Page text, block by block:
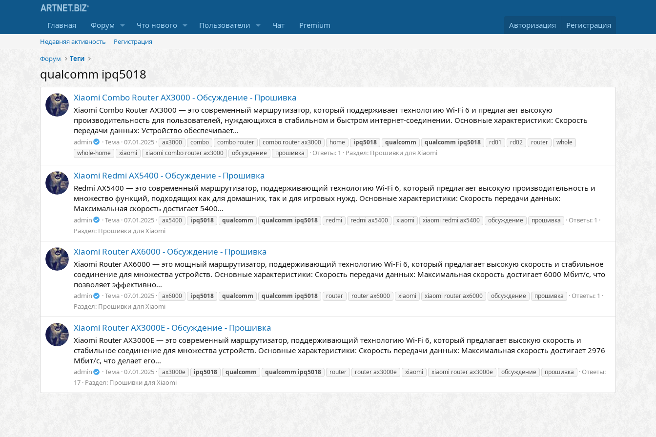
Главная Форум Что нового Пользователи Чат Premium Авторизация Регистрация
Недавняя активность
Регистрация
Форум
Теги
qualcomm ipq5018
Xiaomi Combo Router AX3000 - Обсуждение - Прошивка
Xiaomi Combo Router AX3000 — это современный маршрутизатор, который поддерживает технологию Wi-Fi 6 и предлагает высокую
производительность для пользователей, нуждающихся в стабильном и быстром интернет-соединении. Основные характеристики: Скорость
передачи данных: Устройство обеспечивает...
admin Тема 07.01.2025 ax3000 combo combo router combo router ax3000 home ipq5018 qualcomm qualcomm ipq5018 rd01 rd02 router
whole
whole-home
xiaomi xiaomi combo router ax3000 обсуждение прошивка Ответы: 1 Раздел: Прошивки для Xiaomi
Xiaomi Redmi AX5400 - Обсуждение - Прошивка
Redmi AX5400 — это современный маршрутизатор, поддерживающий технологию Wi-Fi 6, который предлагает высокую производительность и
множество функций, подходящих как для домашних, так и для игровых нужд. Основные характеристики: Скорость передачи данных:
Максимальная скорость достигает 5400...
admin Тема 07.01.2025 ax5400 ipq5018 qualcomm qualcomm ipq5018 redmi redmi ax5400 xiaomi xiaomi redmi ax5400 обсуждение прошивка
Ответы: 1
Раздел: Прошивки для Xiaomi
Xiaomi Router AX6000 - Обсуждение - Прошивка
Xiaomi Router AX6000 — это мощный маршрутизатор, поддерживающий технологию Wi-Fi 6, который предлагает высокую скорость и стабильное
соединение для множества устройств. Основные характеристики: Скорость передачи данных: Максимальная скорость достигает 6000 Мбит/с, что
позволяет эффективно...
admin Тема 07.01.2025 ax6000 ipq5018 qualcomm qualcomm ipq5018 router router ax6000 xiaomi xiaomi router ax6000 обсуждение прошивка
Ответы: 1
Раздел: Прошивки для Xiaomi
Xiaomi Router AX3000E - Обсуждение - Прошивка
Xiaomi Router AX3000E — это современный маршрутизатор, поддерживающий технологию Wi-Fi 6, который предлагает высокую скорость и
стабильное соединение для множества устройств. Основные характеристики: Скорость передачи данных: Максимальная скорость достигает 2976
Мбит/с, что делает его...
admin Тема 07.01.2025 ax3000e ipq5018 qualcomm qualcomm ipq5018 router router ax3000e xiaomi xiaomi router ax3000e обсуждение прошивка
Ответы:
17 Раздел: Прошивки для Xiaomi